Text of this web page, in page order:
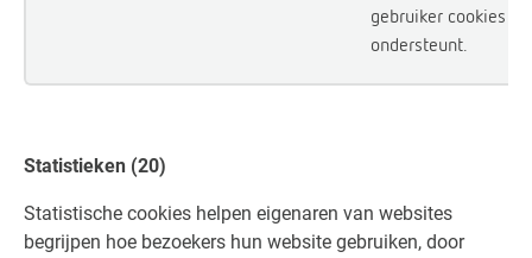
gebruiker cookies
ondersteunt.
Statistieken (20)
Statistische cookies helpen eigenaren van websites
begrijpen hoe bezoekers hun website gebruiken, door